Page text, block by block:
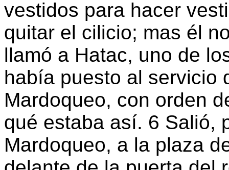
vestidos para hacer
quitar el cilicio; mas él
llamó a Hatac, uno de
había puesto al servicio
Mardoqueo, con orden
qué estaba así. 6 Salió,
Mardoqueo, a la plaza